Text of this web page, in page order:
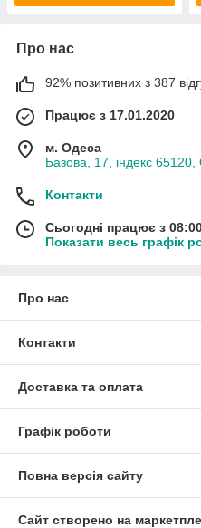
Про нас
92% позитивних з 387
Працює з 17.01.2020
м. Одеса
Базова, 17, індекс 65120,
Контакти
Сьогодні працює з
Показати весь графік
Про нас
Контакти
Доставка та оплата
Графік роботи
Повна версія сайту
Сайт створено на